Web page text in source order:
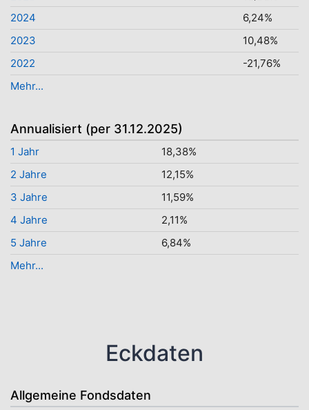
2024
6,24%
2023
10,48%
2022
-21,76%
Mehr...
Annualisiert (per 31.12.2025)
1 Jahr
18,38%
2 Jahre
12,15%
3 Jahre
11,59%
4 Jahre
2,11%
5 Jahre
6,84%
Mehr...
Eckdaten
Allgemeine Fondsdaten